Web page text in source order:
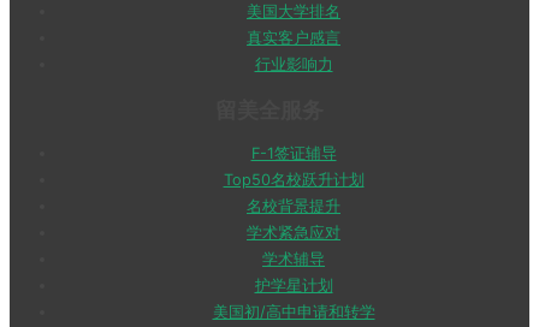
美国大学排名
真实客户感言
行业影响力
F-1签证辅导
Top50名校跃升计划
名校背景提升
学术紧急应对
学术辅导
护学星计划
美国初/高中申请和转学